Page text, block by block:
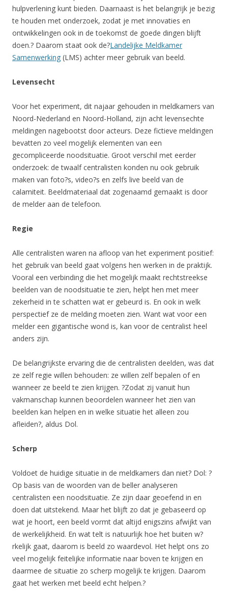
hulpverlening kunt bieden. Daarnaast is het belangrijk je bezig
te houden met onderzoek, zodat je met innovaties en
ontwikkelingen ook in de toekomst de goede dingen blijft
doen.? Daarom staat ook de?Landelijke Meldkamer
Samenwerking (LMS) achter meer gebruik van beeld.
Levensecht
Voor het experiment, dit najaar gehouden in meldkamers van
Noord-Nederland en Noord-Holland, zijn acht levensechte
meldingen nagebootst door acteurs. Deze fictieve meldingen
bevatten zo veel mogelijk elementen van een
gecompliceerde noodsituatie. Groot verschil met eerder
onderzoek: de twaalf centralisten konden nu ook gebruik
maken van foto?s, video?s en zelfs live beeld van de
calamiteit. Beeldmateriaal dat zogenaamd gemaakt is door
de melder aan de telefoon.
Regie
Alle centralisten waren na afloop van het experiment positief:
het gebruik van beeld gaat volgens hen werken in de praktijk.
Vooral een verbinding die het mogelijk maakt rechtstreekse
beelden van de noodsituatie te zien, helpt hen met meer
zekerheid in te schatten wat er gebeurd is. En ook in welk
perspectief ze de melding moeten zien. Want wat voor een
melder een gigantische wond is, kan voor de centralist heel
anders zijn.
De belangrijkste ervaring die de centralisten deelden, was dat
ze zelf regie willen behouden: ze willen zelf bepalen of en
wanneer ze beeld te zien krijgen. ?Zodat zij vanuit hun
vakmanschap kunnen beoordelen wanneer het zien van
beelden kan helpen en in welke situatie het alleen zou
afleiden?, aldus Dol.
Scherp
Voldoet de huidige situatie in de meldkamers dan niet? Dol: ?
Op basis van de woorden van de beller analyseren
centralisten een noodsituatie. Ze zijn daar geoefend in en
doen dat uitstekend. Maar het blijft zo dat je gebaseerd op
wat je hoort, een beeld vormt dat altijd enigszins afwijkt van
de werkelijkheid. En wat telt is natuurlijk hoe het buiten w?
rkelijk gaat, daarom is beeld zo waardevol. Het helpt ons zo
veel mogelijk feitelijke informatie naar boven te krijgen en
daarmee de situatie zo scherp mogelijk te krijgen. Daarom
gaat het werken met beeld echt helpen.?